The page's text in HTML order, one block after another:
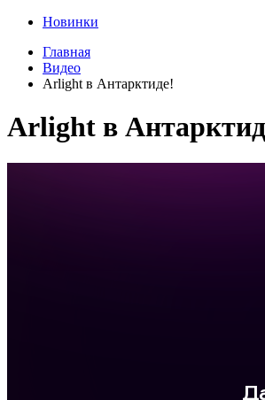
Новинки
Главная
Видео
Arlight в Антарктиде!
Arlight в